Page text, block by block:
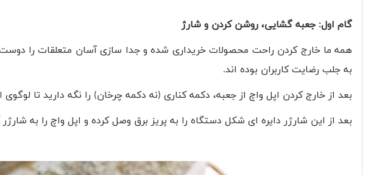
گام اول: جعبه گشایی، روشن کردن و شارژ
همه ما خارج کردن راحت محصولات خریداری شده و جدا سازی آسان متعلقات را
به جلب رضایت کاربران بوده اند.
بعد از خارج کردن اپل واچ از جعبه، دکمه کناری (نه دکمه چرخان) را نگه دارید تا
بعد از این شارژر دایره ای شکل دستگاه را به پریز برق وصل کرده و اپل واچ را به شارژر